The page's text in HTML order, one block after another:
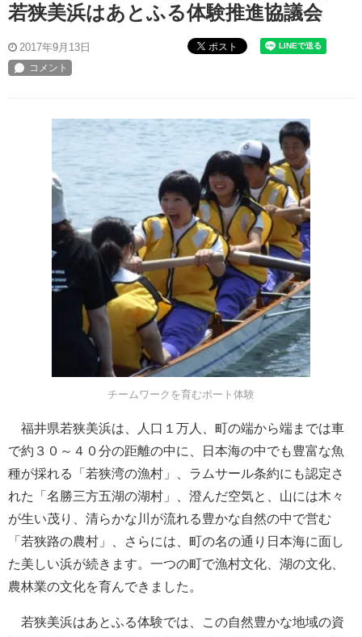
若狭美浜はあとふる体験推進協議会
2017年9月13日 ポスト
チームワークを育むボート体験
福井県若狭美浜は、人口１万人、町の端から端までは車
で約３０～４０分の距離の中に、日本海の中でも豊富な魚
種が採れる「若狭湾の漁村」、ラムサール条約にも認定さ
れた「名勝三方五湖の湖村」、澄んだ空気と、山には木々
が生い茂り、清らかな川が流れる豊かな自然の中で営む
「若狭路の農村」、さらには、町の名の通り日本海に面し
た美しい浜が続きます。一つの町で漁村文化、湖の文化、
農林業の文化を育んできました。
若狭美浜はあとふる体験では、この自然豊かな地域の資